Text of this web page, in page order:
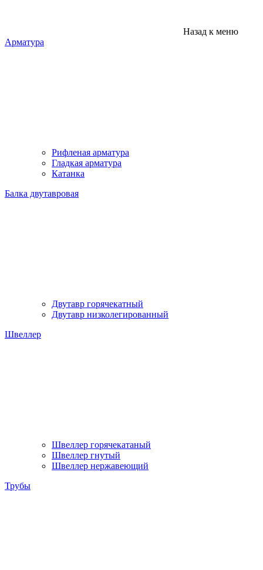
Назад к меню
Арматура
Рифленая арматура
Гладкая арматура
Катанка
Балка двутавровая
Двутавр горячекатный
Двутавр низколегированный
Швеллер
Швеллер горячекатаный
Швеллер гнутый
Швеллер нержавеющий
Трубы